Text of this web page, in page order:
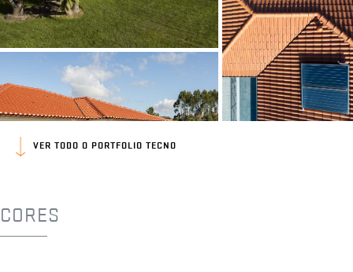
VER TODO O PORTFOLIO TECNO
CORES